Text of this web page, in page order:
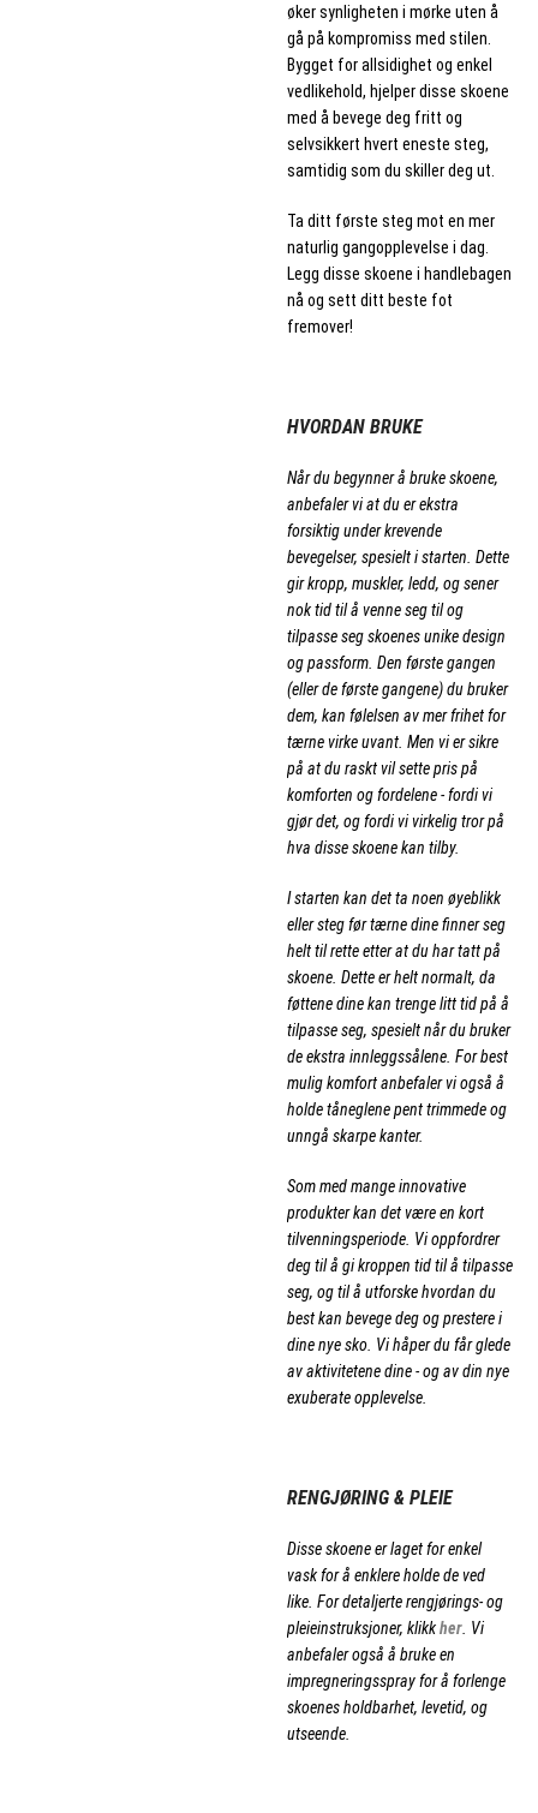
øker synligheten i mørke uten å
gå på kompromiss med stilen.
Bygget for allsidighet og enkel
vedlikehold, hjelper disse skoene
med å bevege deg fritt og
selvsikkert hvert eneste steg,
samtidig som du skiller deg ut.
Ta ditt første steg mot en mer
naturlig gangopplevelse i dag.
Legg disse skoene i handlebagen
nå og sett ditt beste fot
fremover!
HVORDAN BRUKE
Når du begynner å bruke skoene,
anbefaler vi at du er ekstra
forsiktig under krevende
bevegelser, spesielt i starten. Dette
gir kropp, muskler, ledd, og sener
nok tid til å venne seg til og
tilpasse seg skoenes unike design
og passform. Den første gangen
(eller de første gangene) du bruker
dem, kan følelsen av mer frihet for
tærne virke uvant. Men vi er sikre
på at du raskt vil sette pris på
komforten og fordelene - fordi vi
gjør det, og fordi vi virkelig tror på
hva disse skoene kan tilby.
I starten kan det ta noen øyeblikk
eller steg før tærne dine finner seg
helt til rette etter at du har tatt på
skoene. Dette er helt normalt, da
føttene dine kan trenge litt tid på å
tilpasse seg, spesielt når du bruker
de ekstra innleggssålene. For best
mulig komfort anbefaler vi også å
holde tåneglene pent trimmede og
unngå skarpe kanter.
Som med mange innovative
produkter kan det være en kort
tilvenningsperiode. Vi oppfordrer
deg til å gi kroppen tid til å tilpasse
seg, og til å utforske hvordan du
best kan bevege deg og prestere i
dine nye sko. Vi håper du får glede
av aktivitetene dine - og av din nye
exuberate opplevelse.
RENGJØRING & PLEIE
Disse skoene er laget for enkel
vask for å enklere holde de ved
like. For detaljerte rengjørings- og
pleieinstruksjoner, klikkher. Vi
anbefaler også å bruke en
impregneringsspray for å forlenge
skoenes holdbarhet, levetid, og
utseende.